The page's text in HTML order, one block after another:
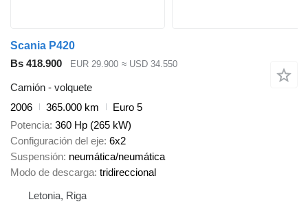
Scania P420
Bs 418.900
EUR 29.900 ≈ USD 34.550
Camión - volquete
2006
365.000 km
Euro 5
Potencia 360 Hp (265 kW)
Configuración del eje 6x2
Suspensión neumática/neumática
Modo de descarga tridireccional
Letonia, Riga